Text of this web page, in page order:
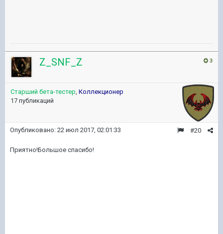
3
Z_SNF_Z
Старший бета-тестер, Коллекционер
17 публикаций
#20
Опубликовано: 22 июл 2017, 02:01:33
Приятно!Большое спасибо!